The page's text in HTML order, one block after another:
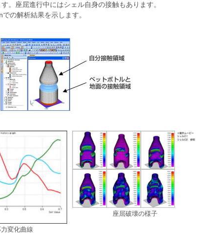
。座屈進行中にはシェル自身の接触もあります。
の解析結果を示します。
変化曲線
座屈破壊の様子